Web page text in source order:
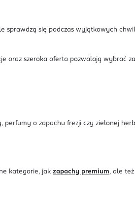
sprawdzą się podczas wyjątkowych
oraz szeroka oferta pozwalają wybrać
perfumy o zapachu frezji czy zielonej
kategorie, jak zapachy premium, ale